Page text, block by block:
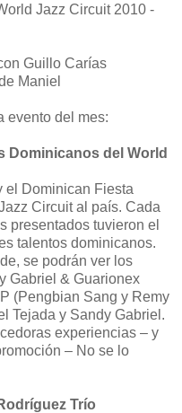
Jazz Circuit 2010 -
Guillo Carías
Maniel
evento del mes:
Dominicanos del World
el Dominican Fiesta
Circuit al país. Cada
presentados tuvieron el
talentos dominicanos.
se podrán ver los
Gabriel & Guarionex
(Pengbian Sang y Remy
Tejada y Sandy Gabriel.
experiencias – y
– No se lo
Trío